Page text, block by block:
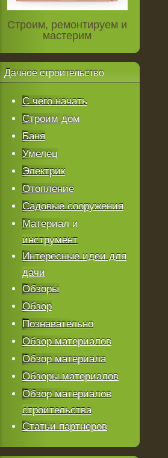
Строим, ремонтируем и
мастерим
Дачноестроительство
С чего начать
Строим дом
Баня
Умелец
Электрик
Отопление
Садовые сооружения
Материал и
инструмент
Интересные идеи для
дачи
Обзоры
Обзор
Познавательно
Обзор материалов
Обзор материала
Обзоры материалов
Обзор материалов
строительства
Статьи партнеров